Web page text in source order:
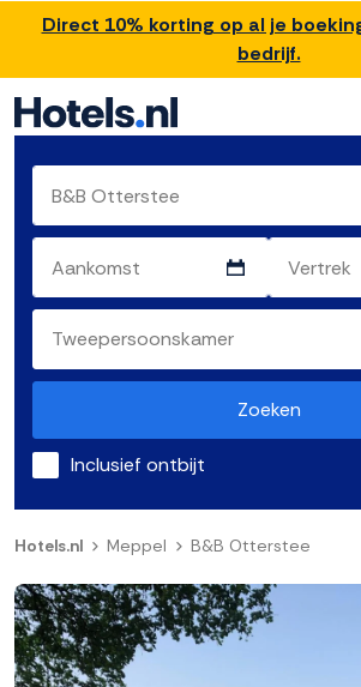
Direct 10% korting op al je
bedrijf.
Zoeken
Inclusief ontbijt
Hotels.nl Meppel B&B Otterstee